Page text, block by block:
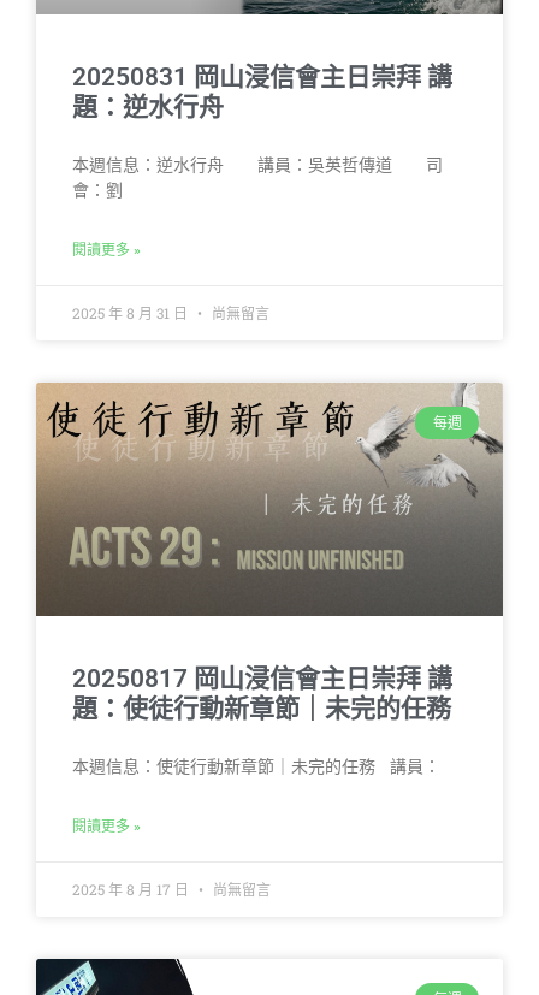
20250831 岡山浸信會主日崇拜 講
題：逆水行舟
本週信息：逆水行舟 講員：吳英哲傳道 司
會：劉
閱讀更多 »
2025 年 8 月 31 日 尚無留言
每週
20250817 岡山浸信會主日崇拜 講
題：使徒行動新章節｜未完的任務
本週信息：使徒行動新章節｜未完的任務 講員：
閱讀更多 »
2025 年 8 月 17 日 尚無留言